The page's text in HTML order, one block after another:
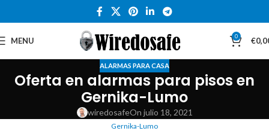
MENU 0 €
ALARMAS PARA CASA
Oferta en alarmas para pisos en
Gernika-Lumo
wiredosafeOn julio 18, 2021
Gernika-Lumo